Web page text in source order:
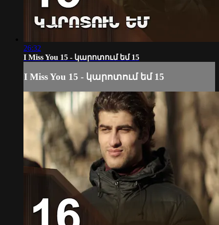
26:32
I Miss You 15 - կարոտում եմ 15
I Miss You 15 - կարոտում եմ 15